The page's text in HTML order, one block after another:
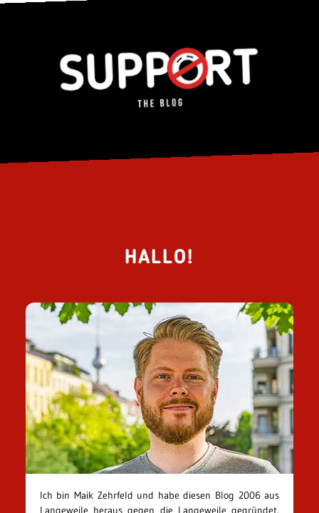
HALLO!
Ich bin Maik Zehrfeld und habe diesen Blog 2006 aus
Langeweile heraus gegen die Langeweile gegründet.